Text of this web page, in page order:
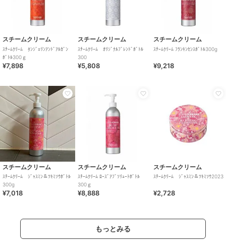
スチームクリーム
ｽﾁｰﾑｸﾘｰﾑ ﾀﾝｼﾞｪﾘﾝｱﾝﾄﾞｱﾙｶﾞﾝ
ﾎﾞﾄﾙ300ｇ
¥7,898
スチームクリーム
ｽﾁｰﾑｸﾘｰﾑ ｵﾘｼﾞﾅﾙﾌﾞﾚﾝﾄﾞﾎﾞﾄﾙ
300
¥5,808
スチームクリーム
ｽﾁｰﾑｸﾘｰﾑ ﾌﾗﾝｷﾝｾﾝｽﾎﾞﾄﾙ300g
¥9,218
スチームクリーム
ｽﾁｰﾑｸﾘｰﾑ ｼﾞｬｽﾐﾝ＆ﾂｷﾐｿｳﾎﾞﾄﾙ
300g
¥7,018
スチームクリーム
ｽﾁｰﾑｸﾘｰﾑ ﾛｰｽﾞｱﾌﾞｿﾘｭｰﾄﾎﾞﾄﾙ
300ｇ
¥8,888
スチームクリーム
ｽﾁｰﾑｸﾘｰﾑ ｼﾞｬｽﾐﾝ＆ﾂｷﾐｿｳ2023
¥2,728
もっとみる